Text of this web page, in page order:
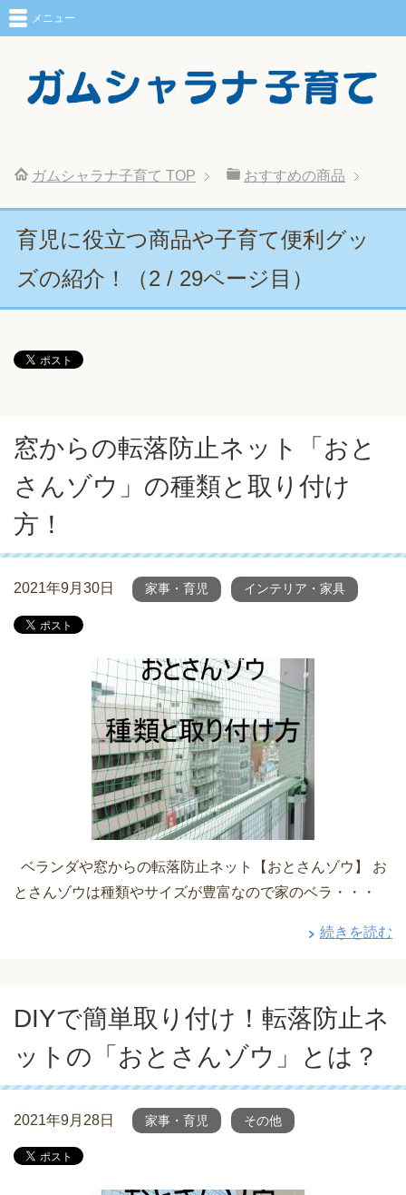
メニュー
ガムシャラナ子育て TOP おすすめの商品
育児に役立つ商品や子育て便利グッ
ズの紹介！（2 / 29ページ目）
窓からの転落防止ネット「おと
さんゾウ」の種類と取り付け
方！
2021年9月30日 家事・育児 インテリア・家具
ベランダや窓からの転落防止ネット【おとさんゾウ】 お
とさんゾウは種類やサイズが豊富なので家のベラ・・・
続きを読む
DIYで簡単取り付け！転落防止ネ
ットの「おとさんゾウ」とは？
2021年9月28日 家事・育児 その他